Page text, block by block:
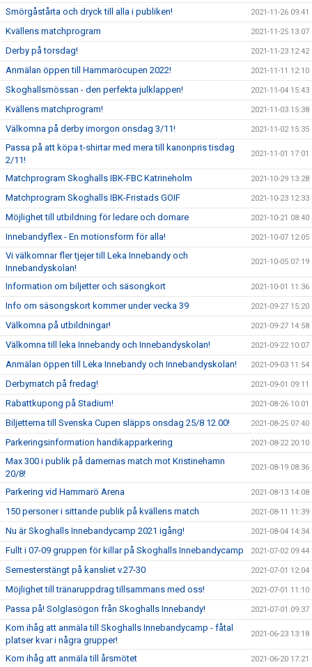
Smörgåstårta och dryck till alla i publiken! 2021-11-26 09:41
Kvällens matchprogram 2021-11-25 13:07
Derby på torsdag! 2021-11-23 12:42
Anmälan öppen till Hammaröcupen 2022! 2021-11-11 12:10
Skoghallsmössan - den perfekta julklappen! 2021-11-04 15:43
Kvällens matchprogram! 2021-11-03 15:38
Välkomna på derby imorgon onsdag 3/11! 2021-11-02 15:35
Passa på att köpa t-shirtar med mera till kanonpris tisdag
2/11!
2021-11-01 17:01
Matchprogram Skoghalls IBK-FBC Katrineholm 2021-10-29 13:28
Matchprogram Skoghalls IBK-Fristads GOIF 2021-10-23 12:33
Möjlighet till utbildning för ledare och domare 2021-10-21 08:40
Innebandyflex - En motionsform för alla! 2021-10-07 12:05
Vi välkomnar fler tjejer till Leka Innebandy och
Innebandyskolan!
2021-10-05 07:19
Information om biljetter och säsongkort 2021-10-01 11:36
Info om säsongskort kommer under vecka 39 2021-09-27 15:20
Välkomna på utbildningar! 2021-09-27 14:58
Välkomna till leka Innebandy och Innebandyskolan! 2021-09-22 10:07
Anmälan öppen till Leka Innebandy och Innebandyskolan! 2021-09-03 11:54
Derbymatch på fredag! 2021-09-01 09:11
Rabattkupong på Stadium! 2021-08-26 10:01
Biljetterna till Svenska Cupen släpps onsdag 25/8 12.00! 2021-08-25 07:40
Parkeringsinformation handikapparkering 2021-08-22 20:10
Max 300 i publik på damernas match mot Kristinehamn
20/8!
2021-08-19 08:36
Parkering vid Hammarö Arena 2021-08-13 14:08
150 personer i sittande publik på kvällens match 2021-08-11 11:39
Nu är Skoghalls Innebandycamp 2021 igång! 2021-08-04 14:34
Fullt i 07-09 gruppen för killar på Skoghalls Innebandycamp 2021-07-02 09:44
Semesterstängt på kansliet v.27-30 2021-07-01 12:04
Möjlighet till tränaruppdrag tillsammans med oss! 2021-07-01 11:10
Passa på! Solglasögon från Skoghalls Innebandy! 2021-07-01 09:37
Kom ihåg att anmäla till Skoghalls Innebandycamp - fåtal
platser kvar i några grupper!
2021-06-23 13:18
Kom ihåg att anmäla till årsmötet 2021-06-20 17:21